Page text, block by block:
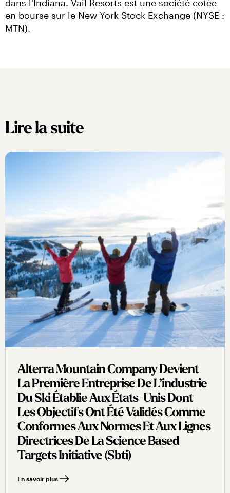
dans l'Indiana. Vail Resorts est une société cotée
en bourse sur le New York Stock Exchange (NYSE :
MTN).
Lire la suite
Alterra Mountain Company Devient
La Première Entreprise De L’industrie
Du Ski Établie Aux États-Unis Dont
Les Objectifs Ont Été Validés Comme
Conformes Aux Normes Et Aux Lignes
Directrices De La Science Based
Targets Initiative (sbti)
En savoir plus